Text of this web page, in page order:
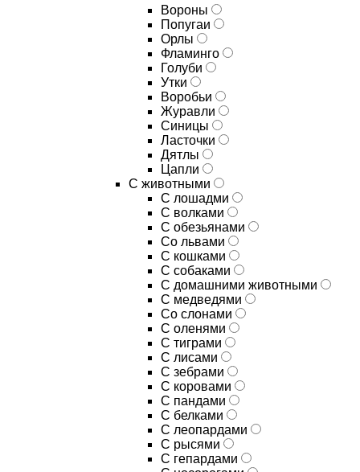
Вороны
Попугаи
Орлы
Фламинго
Голуби
Утки
Воробьи
Журавли
Синицы
Ласточки
Дятлы
Цапли
С животными
С лошадми
С волками
С обезьянами
Со львами
С кошками
С собаками
С домашними животными
С медведями
Со слонами
С оленями
С тиграми
С лисами
С зебрами
С коровами
С пандами
С белками
С леопардами
С рысями
С гепардами